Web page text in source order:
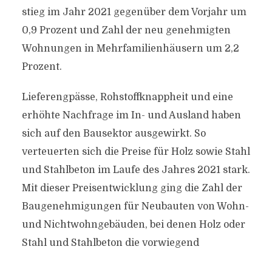
stieg im Jahr 2021 gegenüber dem Vorjahr um
0,9 Prozent und Zahl der neu genehmigten
Wohnungen in Mehrfamilienhäusern um 2,2
Prozent.
Lieferengpässe, Rohstoffknappheit und eine
erhöhte Nachfrage im In- und Ausland haben
sich auf den Bausektor ausgewirkt. So
verteuerten sich die Preise für Holz sowie Stahl
und Stahlbeton im Laufe des Jahres 2021 stark.
Mit dieser Preisentwicklung ging die Zahl der
Baugenehmigungen für Neubauten von Wohn-
und Nichtwohngebäuden, bei denen Holz oder
Stahl und Stahlbeton die vorwiegend